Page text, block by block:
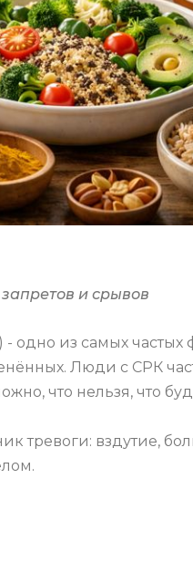
и срывов
одно из самых частых
Люди с СРК
что нельзя, что
тревоги: вздутие,